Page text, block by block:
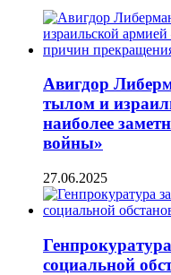
Авигдор
тылом и
наиболее
войны»
27.06.2025
социальной